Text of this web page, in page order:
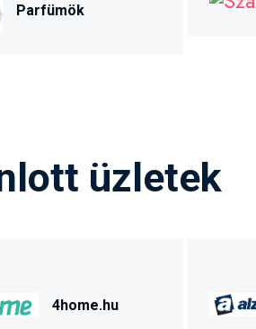
Parfümök
üzletek
4home.hu